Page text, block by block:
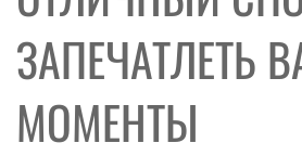
ЗАПЕЧАТЛЕТЬ
МОМЕНТЫ